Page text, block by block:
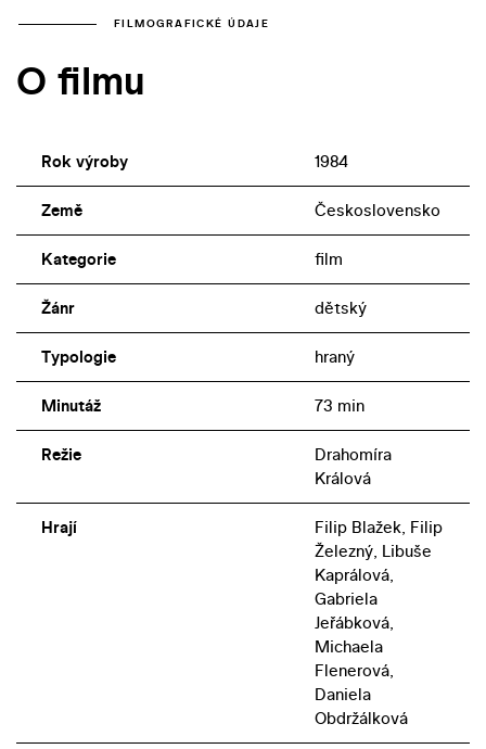
se objevili ve svých prvních dětských rolích i dva příští
FILMOGRAFICKÉ ÚDAJE
O filmu
Rok výroby 1984
Země Československo
Kategorie film
Žánr dětský
Typologie hraný
Minutáž 73 min
Režie
Drahomíra
Králová
Hrají
Filip Blažek, Filip
Železný, Libuše
Kaprálová,
Gabriela
Jeřábková,
Michaela
Flenerová,
Daniela
Obdržálková